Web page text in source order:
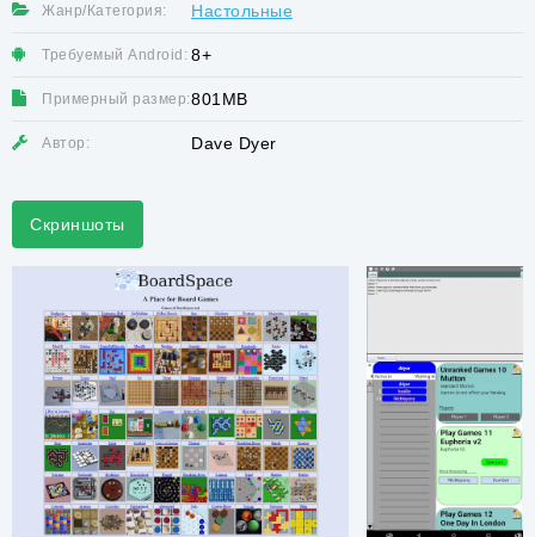
Жанр/Категория: Настольные
Требуемый Android: 8+
Примерный размер:801MB
Автор: Dave Dyer
Скриншоты